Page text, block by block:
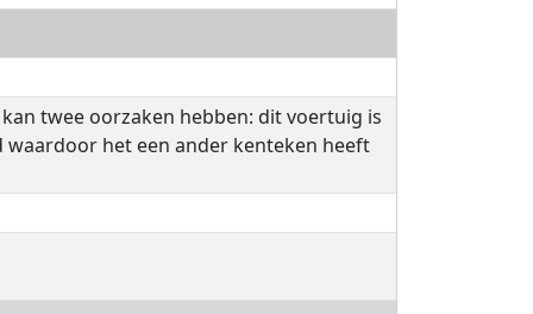
twee oorzaken hebben: dit voertuig is
het een ander kenteken heeft